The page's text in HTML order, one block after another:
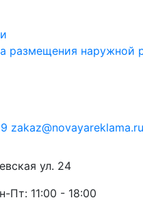
размещения наружной
zakaz@novayareklama.ru
ул. 24
Пт: 11:00 - 18:00